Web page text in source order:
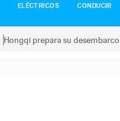
ELÉCTRICOS CONDUCIR
Hongqi prepara su